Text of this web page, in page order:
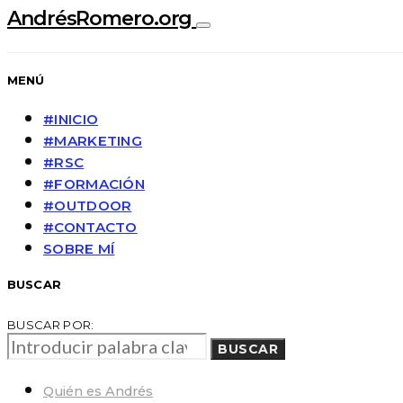
AndrésRomero.org
MENÚ
#INICIO
#MARKETING
#RSC
#FORMACIÓN
#OUTDOOR
#CONTACTO
SOBRE MÍ
BUSCAR
BUSCAR POR:
BUSCAR
Quién es Andrés